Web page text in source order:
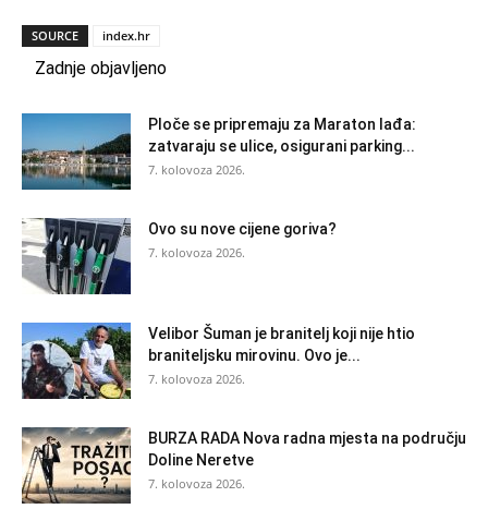
SOURCE index.hr
Zadnje objavljeno
Ploče se pripremaju za Maraton lađa:
zatvaraju se ulice, osigurani parking...
7. kolovoza 2026.
Ovo su nove cijene goriva?
7. kolovoza 2026.
Velibor Šuman je branitelj koji nije htio
braniteljsku mirovinu. Ovo je...
7. kolovoza 2026.
BURZA RADA Nova radna mjesta na području
Doline Neretve
7. kolovoza 2026.